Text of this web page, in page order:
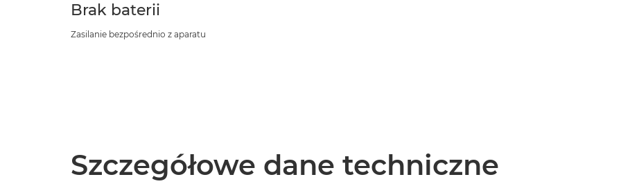
Brak baterii
Zasilanie bezpośrednio z aparatu
Szczegółowe dane techniczne